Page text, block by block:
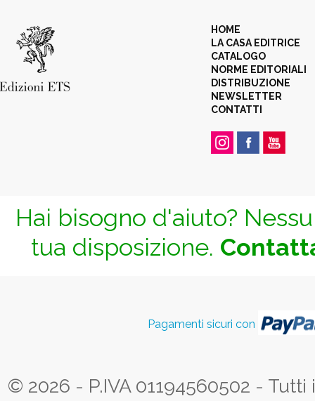
HOME
LA CASA EDITRICE
CATALOGO
NORME EDITORIALI
DISTRIBUZIONE
NEWSLETTER
CONTATTI
Hai bisogno d'aiuto?
tua disposizione.
Pagamenti sicuri con
© 2026 - P.IVA 01194560502 -